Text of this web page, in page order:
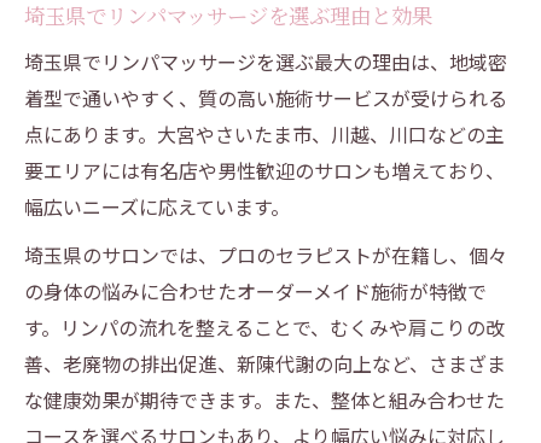
リンパマッサージ後の好転反応と安全な対
処法
倦怠感を感じた時のリンパマッサージ活用
術
リンパマッサージで体調が変化する理由を
解説
老廃物排出後のリンパマッサージの安心感
リンパマッサージと安全なリラクゼーショ
ン効果
埼玉県でリンパマッサージを選ぶ理由と効果
埼玉県でリンパマッサージを選ぶ最大の理由は、地域密
着型で通いやすく、質の高い施術サービスが受けられる
点にあります。大宮やさいたま市、川越、川口などの主
要エリアには有名店や男性歓迎のサロンも増えており、
幅広いニーズに応えています。
埼玉県のサロンでは、プロのセラピストが在籍し、個々
の身体の悩みに合わせたオーダーメイド施術が特徴で
す。リンパの流れを整えることで、むくみや肩こりの改
善、老廃物の排出促進、新陳代謝の向上など、さまざま
な健康効果が期待できます。また、整体と組み合わせた
コースを選べるサロンもあり、より幅広い悩みに対応し